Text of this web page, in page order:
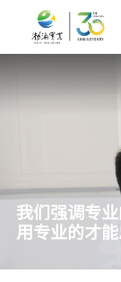
我们强调专
用专业的才